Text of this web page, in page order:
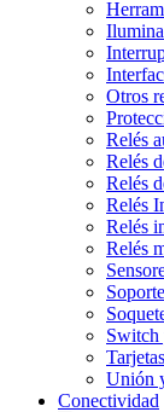
Otros
Relés
Relés
Relés
Relés
Relés
Relés
Switch
Unión
Conectividad